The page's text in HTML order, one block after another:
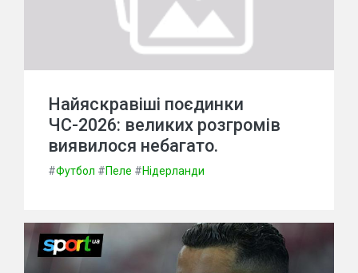
Найяскравіші поєдинки
ЧС-2026: великих розгромів
виявилося небагато.
#Футбол #Пеле #Нідерланди